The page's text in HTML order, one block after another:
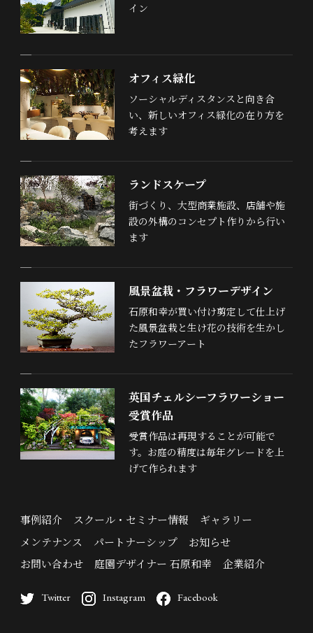
イン
オフィス緑化
ソーシャルディスタンスと向き合
い、新しいオフィス緑化の在り方を
考えます
ランドスケープ
街づくり、大型商業施設、店舗や施
設の外構のコンセプト作りから行い
ます
風景盆栽・フラワーデザイン
石原和幸が買い付け剪定して仕上げ
た風景盆栽と生け花の技術を生かし
たフラワーアート
英国チェルシーフラワーショー
受賞作品
受賞作品は再現することが可能で
す。お庭の精度は毎年グレードを上
げて作られます
事例紹介 スクール・セミナー情報
ギャラリー
メンテナンス
パートナーシップ
お知らせ
お問い合わせ
庭園デザイナー 石原和幸 企業紹介
Twitter Instagram Facebook